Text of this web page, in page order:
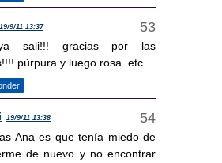
19/9/11 13:37
sali!!! gracias por las
pùrpura y luego rosa..etc
19/9/11 13:38
Ana es que tenía miedo de
de nuevo y no encontrar